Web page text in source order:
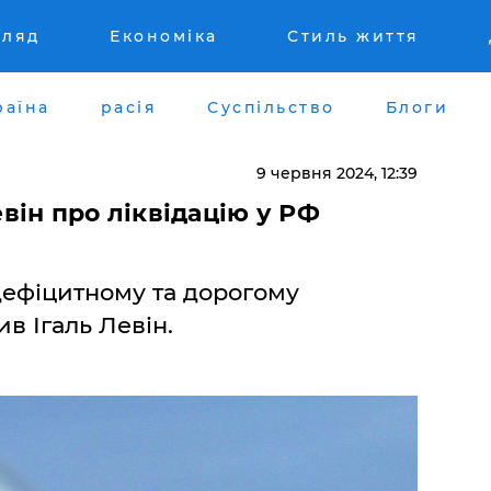
Економіка Стиль життя
расія Суспільство Блоги
9 червня 2024, 12:39
про ліквідацію у РФ
та дорогому
Ігаль Левін.